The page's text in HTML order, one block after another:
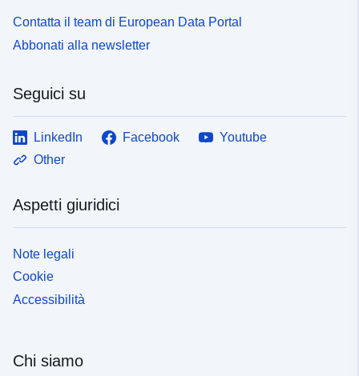
Contatta il team di European Data Portal
Abbonati alla newsletter
Seguici su
LinkedIn Facebook
Youtube
Other
Aspetti giuridici
Note legali
Cookie
Accessibilità
Chi siamo